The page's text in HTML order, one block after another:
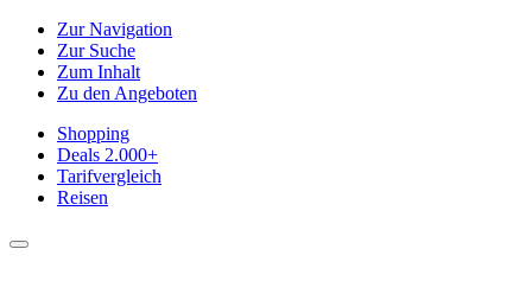
Zur Navigation
Zur Suche
Zum Inhalt
Zu den Angeboten
Shopping
Deals 2.000+
Tarifvergleich
Reisen